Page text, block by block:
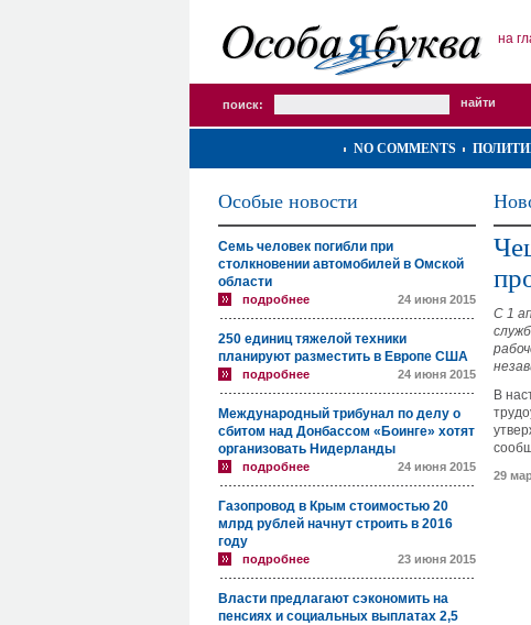
на
поиск:
NO COMMENTS
Особые новости
Семь человек погибли при
столкновении автомобилей в Омской
области
подробнее 24 июня 2015
250 единиц тяжелой техники
планируют разместить в Европе США
подробнее 24 июня 2015
Международный трибунал по делу о
сбитом над Донбассом «Боинге» хотят
организовать Нидерланды
подробнее 24 июня 2015
Газопровод в Крым стоимостью 20
млрд рублей начнут строить в 2016
году
подробнее 23 июня 2015
Власти предлагают сэкономить на
пенсиях и социальных выплатах 2,5
С 1
В
29